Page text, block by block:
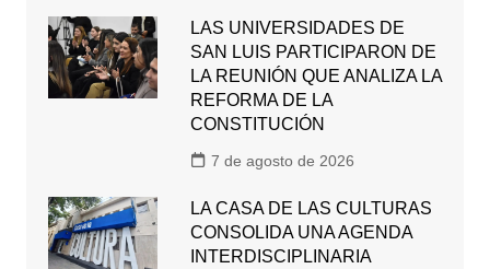
LAS UNIVERSIDADES DE
SAN LUIS PARTICIPARON DE
LA REUNIÓN QUE ANALIZA LA
REFORMA DE LA
CONSTITUCIÓN
7 de agosto de 2026
LA CASA DE LAS CULTURAS
CONSOLIDA UNA AGENDA
INTERDISCIPLINARIA